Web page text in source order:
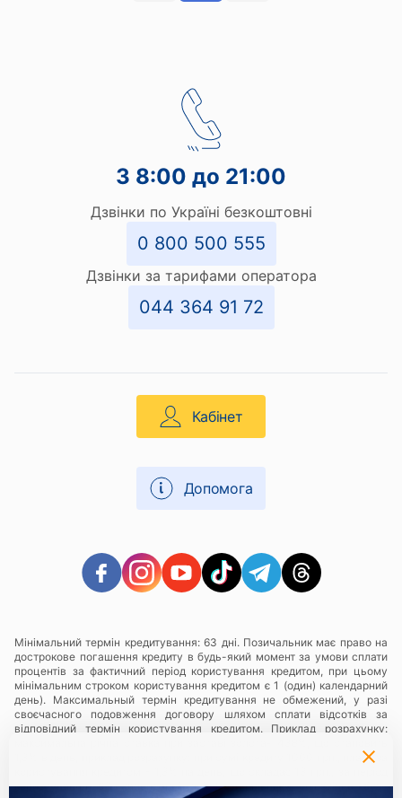
З 8:00 до 21:00
Дзвінки по Україні безкоштовні
0 800 500 555
Дзвінки за тарифами оператора
044 364 91 72
Кабінет
Допомога
Мінімальний термін кредитування: 63 дні. Позичальник має право на
дострокове погашення кредиту в будь-який момент за умови сплати
процентів за фактичний період користування кредитом, при цьому
мінімальним строком користування кредитом є 1 (один) календарний
день). Максимальный термін кредитування не обмежений, у разі
своєчасного подовження договору шляхом сплати відсотків за
відповідний термін користування кредитом. Приклад розрахунку:
1,3% в день, приклад розрахунку: при сумі кредиту 1000 грн., плата за
користування 63 календарні дні Позичальнику необхідно буде